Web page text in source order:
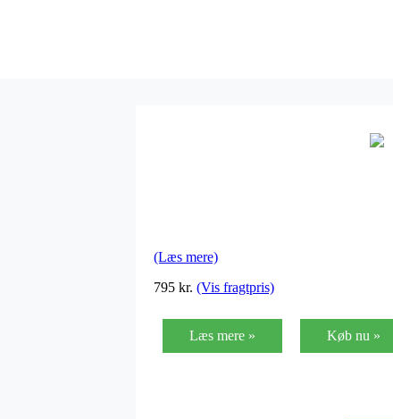
(Læs mere)
795 kr. (Vis fragtpris)
Læs mere » Køb nu »